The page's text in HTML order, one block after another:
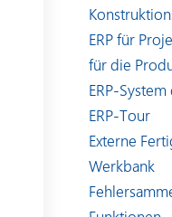
ERP für
für die
ERP-
ERP-Tour
Externe
Werkbank